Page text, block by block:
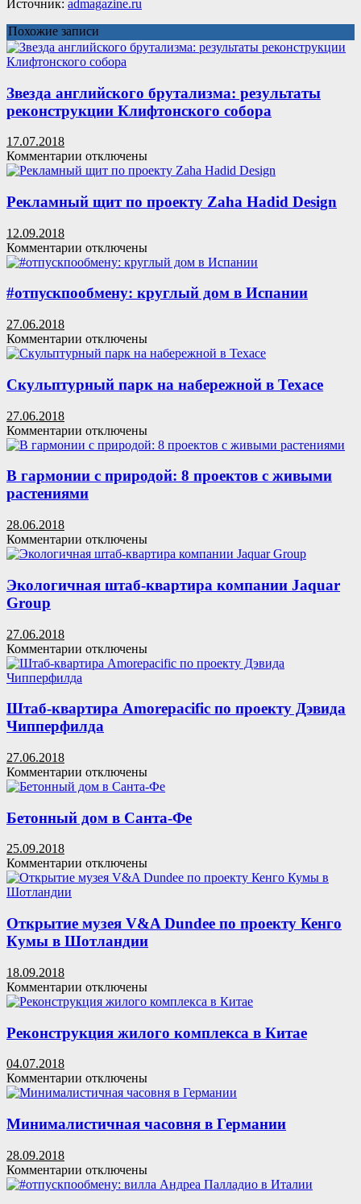
Источник: admagazine.ru
Похожие записи
Звезда английского брутализма: результаты
реконструкции Клифтонского собора
17.07.2018
Комментарии к
записи
английского
брутализма:
Клифтонского
собора
отключены
Рекламный щит по проекту Zaha Hadid Design
12.09.2018
Комментарии к
записи
щит
Zaha
Hadid
Design
отключены
#отпускпообмену: круглый дом в Испании
27.06.2018
Комментарии к
записи
круглый
дом
отключены
Скульптурный парк на набережной в Техасе
27.06.2018
Комментарии к
записи
парк
набережной
отключены
В гармонии с природой: 8 проектов с живыми
растениями
28.06.2018
Комментарии к
записи
гармонии
с
с
живыми
растениями
отключены
Экологичная штаб-квартира компании Jaquar
Group
27.06.2018
Комментарии к
записи
квартира
компании
Jaquar
отключены
Штаб-квартира Amorepacific по проекту Дэвида
Чипперфилда
27.06.2018
Комментарии к
записи
квартира
Amorepacific
проекту
Дэвида
Чипперфилда
отключены
Бетонный дом в Санта-Фе
25.09.2018
Комментарии к
записи
в
Санта-
Фе
отключены
Открытие музея V&A Dundee по проекту Кенго
Кумы в Шотландии
18.09.2018
Комментарии к
записи
музея
V&A
по
проекту
Кенго
в
отключены
Реконструкция жилого комплекса в Китае
04.07.2018
Комментарии к
записи
жилого
комплекса
отключены
Минималистичная часовня в Германии
28.09.2018
Комментарии к
записи
отключены